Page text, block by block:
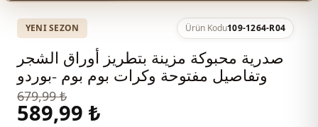
YENI SEZON Ürün Kodu109-1264-R04
صدرية محبوكة مزينة بتطريز أوراق الشجر
وتفاصيل مفتوحة وكرات بوم بوم -بوردو
679,99 ₺
589,99 ₺